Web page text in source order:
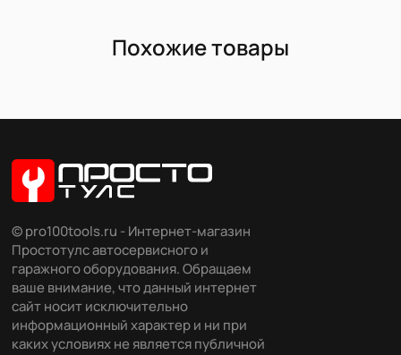
Похожие товары
© pro100tools.ru - Интернет-магазин
Простотулс автосервисного и
гаражного оборудования. Обращаем
ваше внимание, что данный интернет
сайт носит исключительно
информационный характер и ни при
каких условиях не является публичной